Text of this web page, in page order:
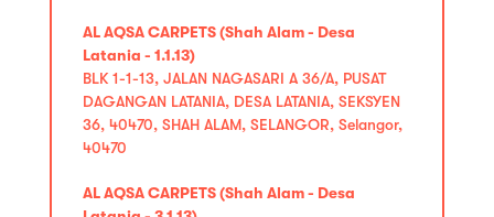
AL AQSA CARPETS (Shah Alam - Desa
Latania - 1.1.13)
BLK 1-1-13, JALAN NAGASARI A 36/A, PUSAT
DAGANGAN LATANIA, DESA LATANIA, SEKSYEN
36, 40470, SHAH ALAM, SELANGOR, Selangor,
40470
AL AQSA CARPETS (Shah Alam - Desa